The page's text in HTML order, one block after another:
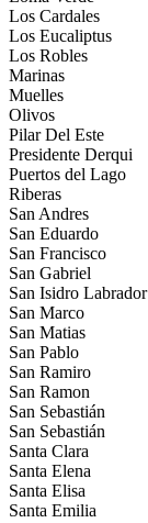
Los Cardales
Los Eucaliptus
Los Robles
Marinas
Muelles
Olivos
Pilar Del Este
Presidente Derqui
Puertos del Lago
Riberas
San Andres
San Eduardo
San Francisco
San Gabriel
San Isidro Labrador
San Marco
San Matias
San Pablo
San Ramiro
San Ramon
San Sebastián
San Sebastián
Santa Clara
Santa Elena
Santa Elisa
Santa Emilia